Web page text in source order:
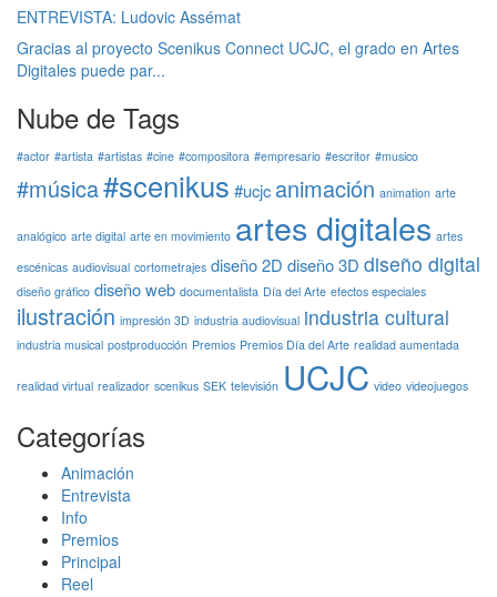
ENTREVISTA: Ludovic Assémat
Gracias al proyecto Scenikus Connect UCJC, el grado en Artes
Digitales puede par...
Nube de Tags
#actor #artista #artistas #cine #compositora #empresario #escritor #musico
#música#scenikus #ucjc animación animation arte
analógico arte digital arte en movimiento artes digitales artes
escénicas audiovisual cortometrajes diseño 2D diseño 3D diseño digital
diseño gráfico diseño web documentalista Día del Arte efectos especiales
ilustración impresión 3D industria audiovisual industria cultural
industria musical postproducción Premios Premios Día del Arte realidad aumentada
realidad virtual realizador scenikus SEK televisión UCJC video videojuegos
Categorías
Animación
Entrevista
Info
Premios
Principal
Reel